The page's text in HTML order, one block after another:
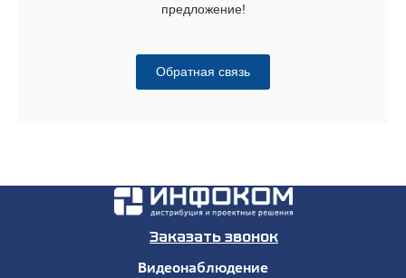
предложение!
Обратная связь
Заказать звонок
Видеонаблюдение